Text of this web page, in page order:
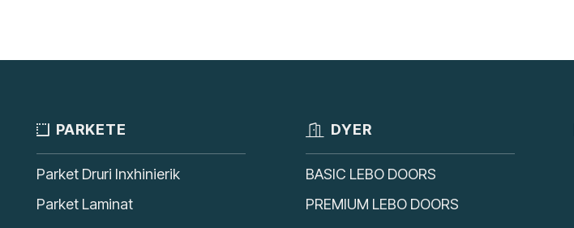
PARKETE
Parket Druri Inxhinierik
Parket Laminat
DYER
BASIC LEBO DOORS
PREMIUM LEBO DOORS